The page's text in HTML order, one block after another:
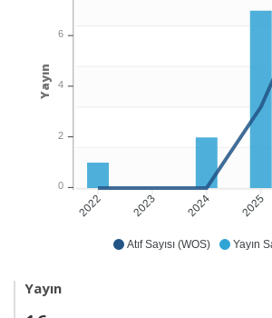
Atıf Sayısı (WOS) Yayın
2022 2023 2024 2025
6
4
2
0
Yayın
Yayın